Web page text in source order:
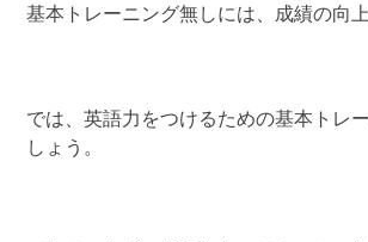
基本トレーニング無しには、成績の向
では、英語力をつけるための基本トレ
しょう。